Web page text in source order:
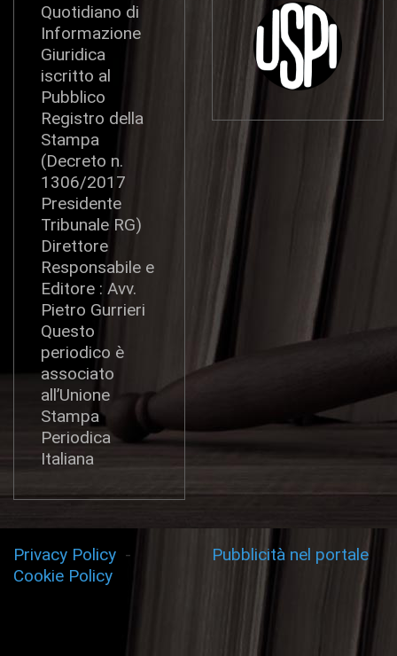
Quotidiano di
Informazione
Giuridica
iscritto al
Pubblico
Registro della
Stampa
(Decreto n.
1306/2017
Presidente
Tribunale RG)
Direttore
Responsabile e
Editore : Avv.
Pietro Gurrieri
Questo
periodico è
associato
all’Unione
Stampa
Periodica
Italiana
Privacy Policy -
Cookie Policy
Pubblicità nel portale